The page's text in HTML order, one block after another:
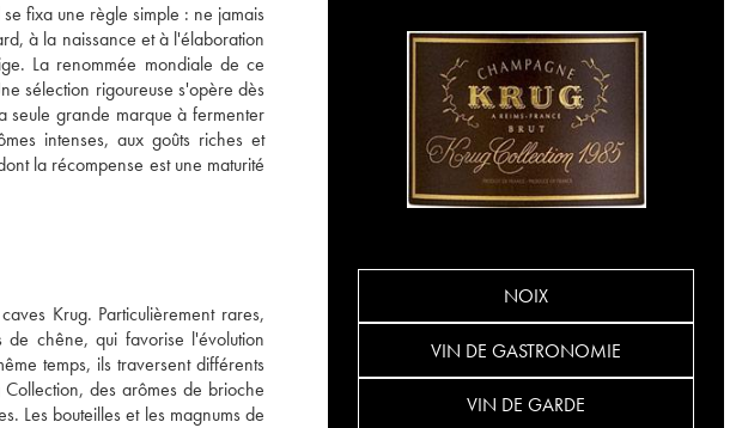
fixa une règle simple : ne jamais
à la naissance et à l'élaboration
La renommée mondiale de ce
sélection rigoureuse s'opère dès
seule grande marque à fermenter
intenses, aux goûts riches et
la récompense est une maturité
Krug. Particulièrement rares,
chêne, qui favorise l'évolution
temps, ils traversent différents
des arômes de brioche
Les bouteilles et les magnums de
NOIX
VIN DE GASTRONOMIE
VIN DE GARDE